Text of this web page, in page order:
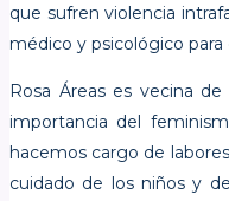
que sufren violencia
médico y psicológico
Rosa Áreas es vecina
importancia del
hacemos cargo de
cuidado de los niños y